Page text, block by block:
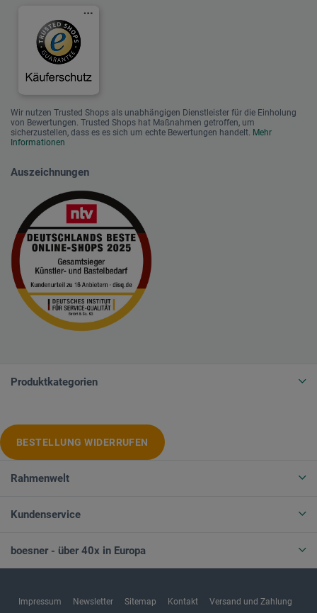
Wir nutzen Trusted Shops als unabhängigen Dienstleister für die Einholung
von Bewertungen. Trusted Shops hat Maßnahmen getroffen, um
sicherzustellen, dass es es sich um echte Bewertungen handelt. Mehr
Informationen
Auszeichnungen
Produktkategorien
BESTELLUNG WIDERRUFEN
Rahmenwelt
Kundenservice
boesner - über 40x in Europa
Impressum Newsletter Sitemap Kontakt Versand und Zahlung